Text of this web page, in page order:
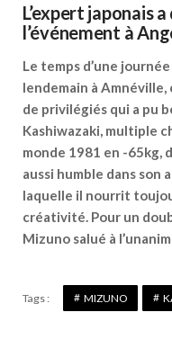
L’expert japonais
l’événement à
Le temps d’une
lendemain à Amnéville,
de privilégiés qui a pu
Kashiwazaki, multiple
monde 1981 en -65kg,
aussi humble dans son
laquelle il nourrit
créativité. Pour un
Mizuno salué à
Tags : MIZUNO